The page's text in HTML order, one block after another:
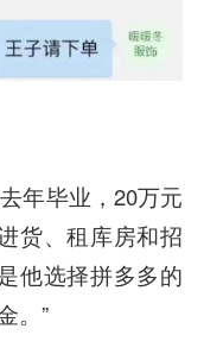
年毕业，20万元
货、租库房和招
他选择拼多多的
。”